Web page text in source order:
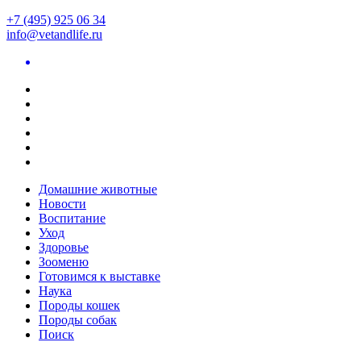
+7 (495) 925 06 34
info@vetandlife.ru
Домашние животные
Новости
Воспитание
Уход
Здоровье
Зооменю
Готовимся к выставке
Наука
Породы кошек
Породы собак
Поиск